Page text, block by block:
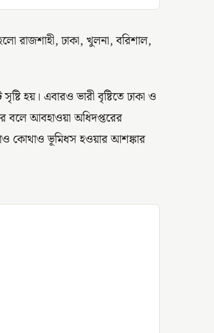
রাজশাহী, ঢাকা, খুলনা, বরিশাল,
হয়। এবারও ভারী বৃষ্টিতে ঢাকা ও
বলে আবহাওয়া অধিদপ্তরের
কোথাও ভূমিধস হওয়ার আশঙ্কার